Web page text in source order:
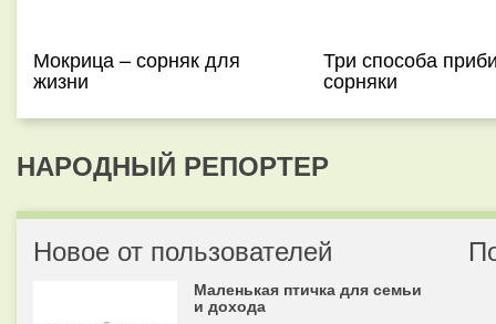
Мокрица – сорняк для
жизни
Три способа
сорняки
НАРОДНЫЙ РЕПОРТЕР
Новое от пользователей
Маленькая птичка для семьи
и дохода